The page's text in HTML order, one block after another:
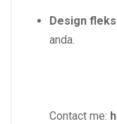
Design
anda.
Contact me: